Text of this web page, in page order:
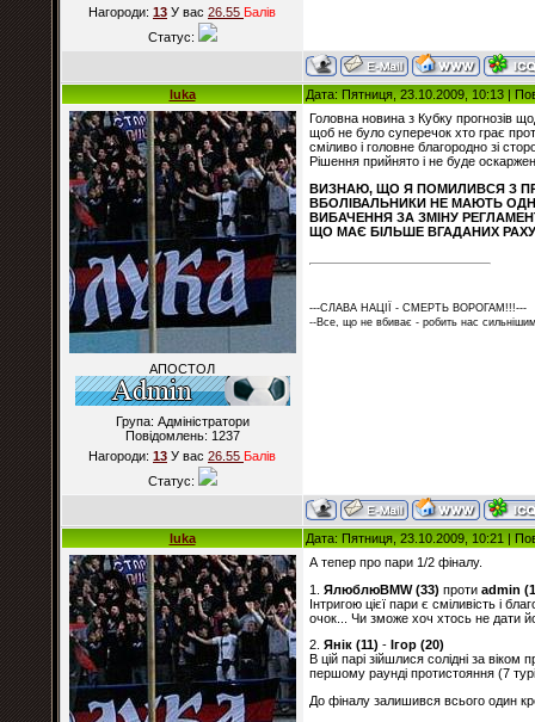
Нагороди: 13 У вас 26.55 Балiв
Статус:
luka Дата: Пятниця, 23.10.2009, 10:13 |
АПОСТОЛ
Група: Адміністратори
Повідомлень: 1237
Нагороди: 13 У вас 26.55 Балiв
Статус:
Головна новина з Кубку прогнозів
щоб не було суперечок хто грає
сміливо і головне благородно зі
Рішення прийнято і не буде
ВИЗНАЮ, ЩО Я ПОМИЛИВСЯ З
ВБОЛІВАЛЬНИКИ НЕ МАЮТЬ
ВИБАЧЕННЯ ЗА ЗМІНУ
ЩО МАЄ БІЛЬШЕ ВГАДАНИХ
---СЛАВА НАЦІЇ - СМЕРТЬ ВОРОГАМ!!!---
--Все, що не вбиває - робить нас
luka Дата: Пятниця, 23.10.2009, 10:21 |
А тепер про пари 1/2 фіналу.
1. ЯлюблюBMW (33) проти admin
Інтригою цієї пари є сміливість і
очок... Чи зможе хоч хтось не дати
2. Янік (11) - Ігор (20)
В цій парі зійшлися солідні за
першому раунді протистояння (7
До фіналу залишився всього один